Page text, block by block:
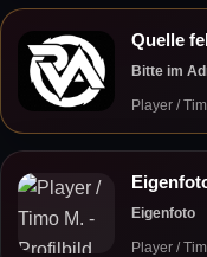
Quelle
Bitte im
Player /
Eigenfoto
Player /